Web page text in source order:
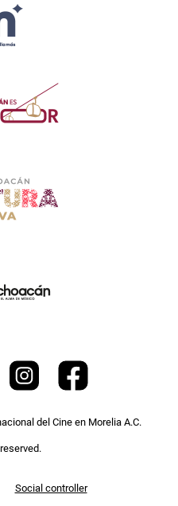
del Cine en Morelia A.C.
Social controller